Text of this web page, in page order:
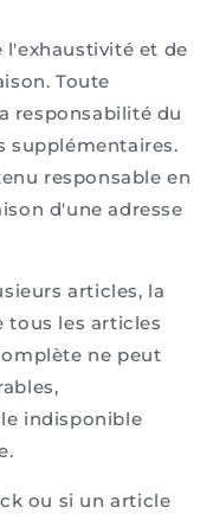
l'exhaustivité et de
Toute
responsabilité du
supplémentaires.
responsable en
d'une adresse
articles, la
tous les articles
ne peut
indisponible
ou si un article